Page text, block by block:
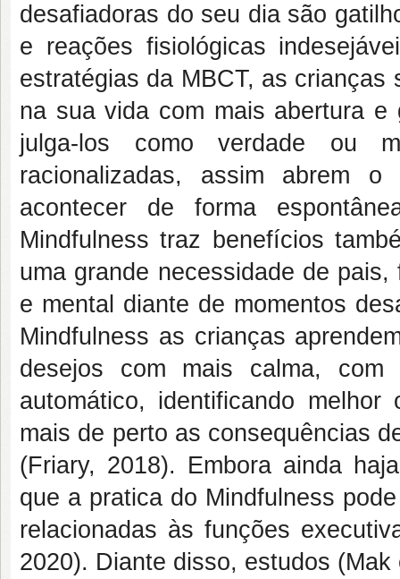
desafiadoras do seu dia são
e reações fisiológicas
estratégias da MBCT, as
na sua vida com mais abertura
julga-los como verdade ou
racionalizadas, assim abrem
acontecer de forma
Mindfulness traz benefícios
uma grande necessidade de
e mental diante de momentos
Mindfulness as crianças
desejos com mais calma,
automático, identificando
mais de perto as consequências
(Friary, 2018). Embora ainda
que a pratica do Mindfulness
relacionadas às funções
2020). Diante disso, estudos